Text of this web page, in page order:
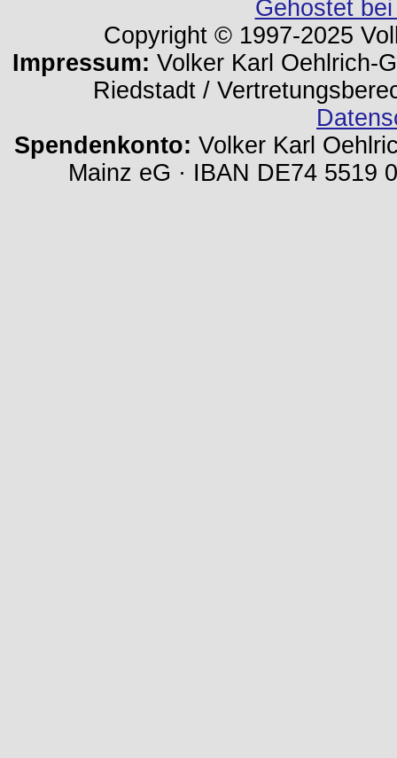
Gehostet
Copyright © 1997-2025
Impressum: Volker Karl Oehlrich-
Riedstadt /
Spendenkonto: Volker Karl
Mainz eG · IBAN DE74 5519